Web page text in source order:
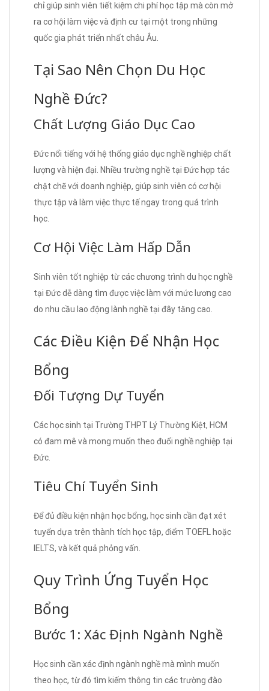
chỉ giúp sinh viên tiết kiệm chi phí học tập mà còn mở
ra cơ hội làm việc và định cư tại một trong những
quốc gia phát triển nhất châu Âu.
Tại Sao Nên Chọn Du Học
Nghề Đức?
Chất Lượng Giáo Dục Cao
Đức nổi tiếng với hệ thống giáo dục nghề nghiệp chất
lượng và hiện đại. Nhiều trường nghề tại Đức hợp tác
chặt chẽ với doanh nghiệp, giúp sinh viên có cơ hội
thực tập và làm việc thực tế ngay trong quá trình
học.
Cơ Hội Việc Làm Hấp Dẫn
Sinh viên tốt nghiệp từ các chương trình du học nghề
tại Đức dễ dàng tìm được việc làm với mức lương cao
do nhu cầu lao động lành nghề tại đây tăng cao.
Các Điều Kiện Để Nhận Học
Bổng
Đối Tượng Dự Tuyển
Các học sinh tại Trường THPT Lý Thường Kiệt, HCM
có đam mê và mong muốn theo đuổi nghề nghiệp tại
Đức.
Tiêu Chí Tuyển Sinh
Để đủ điều kiện nhận học bổng, học sinh cần đạt xét
tuyển dựa trên thành tích học tập, điểm TOEFL hoặc
IELTS, và kết quả phỏng vấn.
Quy Trình Ứng Tuyển Học
Bổng
Bước 1: Xác Định Ngành Nghề
Học sinh cần xác định ngành nghề mà mình muốn
theo học, từ đó tìm kiếm thông tin các trường đào